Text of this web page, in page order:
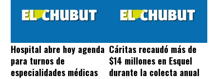
Hospital abre hoy agenda
para turnos de
especialidades médicas
Cáritas recaudó más de
$14 millones en Esquel
durante la colecta anual